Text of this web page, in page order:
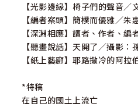
【光影邊緣】椅子們的聲音／
【編者案頭】簡樸而優雅／朱
【深淵相應】讀者、作者、編
【聽畫說話】天開了／攝影：
【紙上藝廊】耶路撒冷的阿
*特稿
在自己的國土上流亡